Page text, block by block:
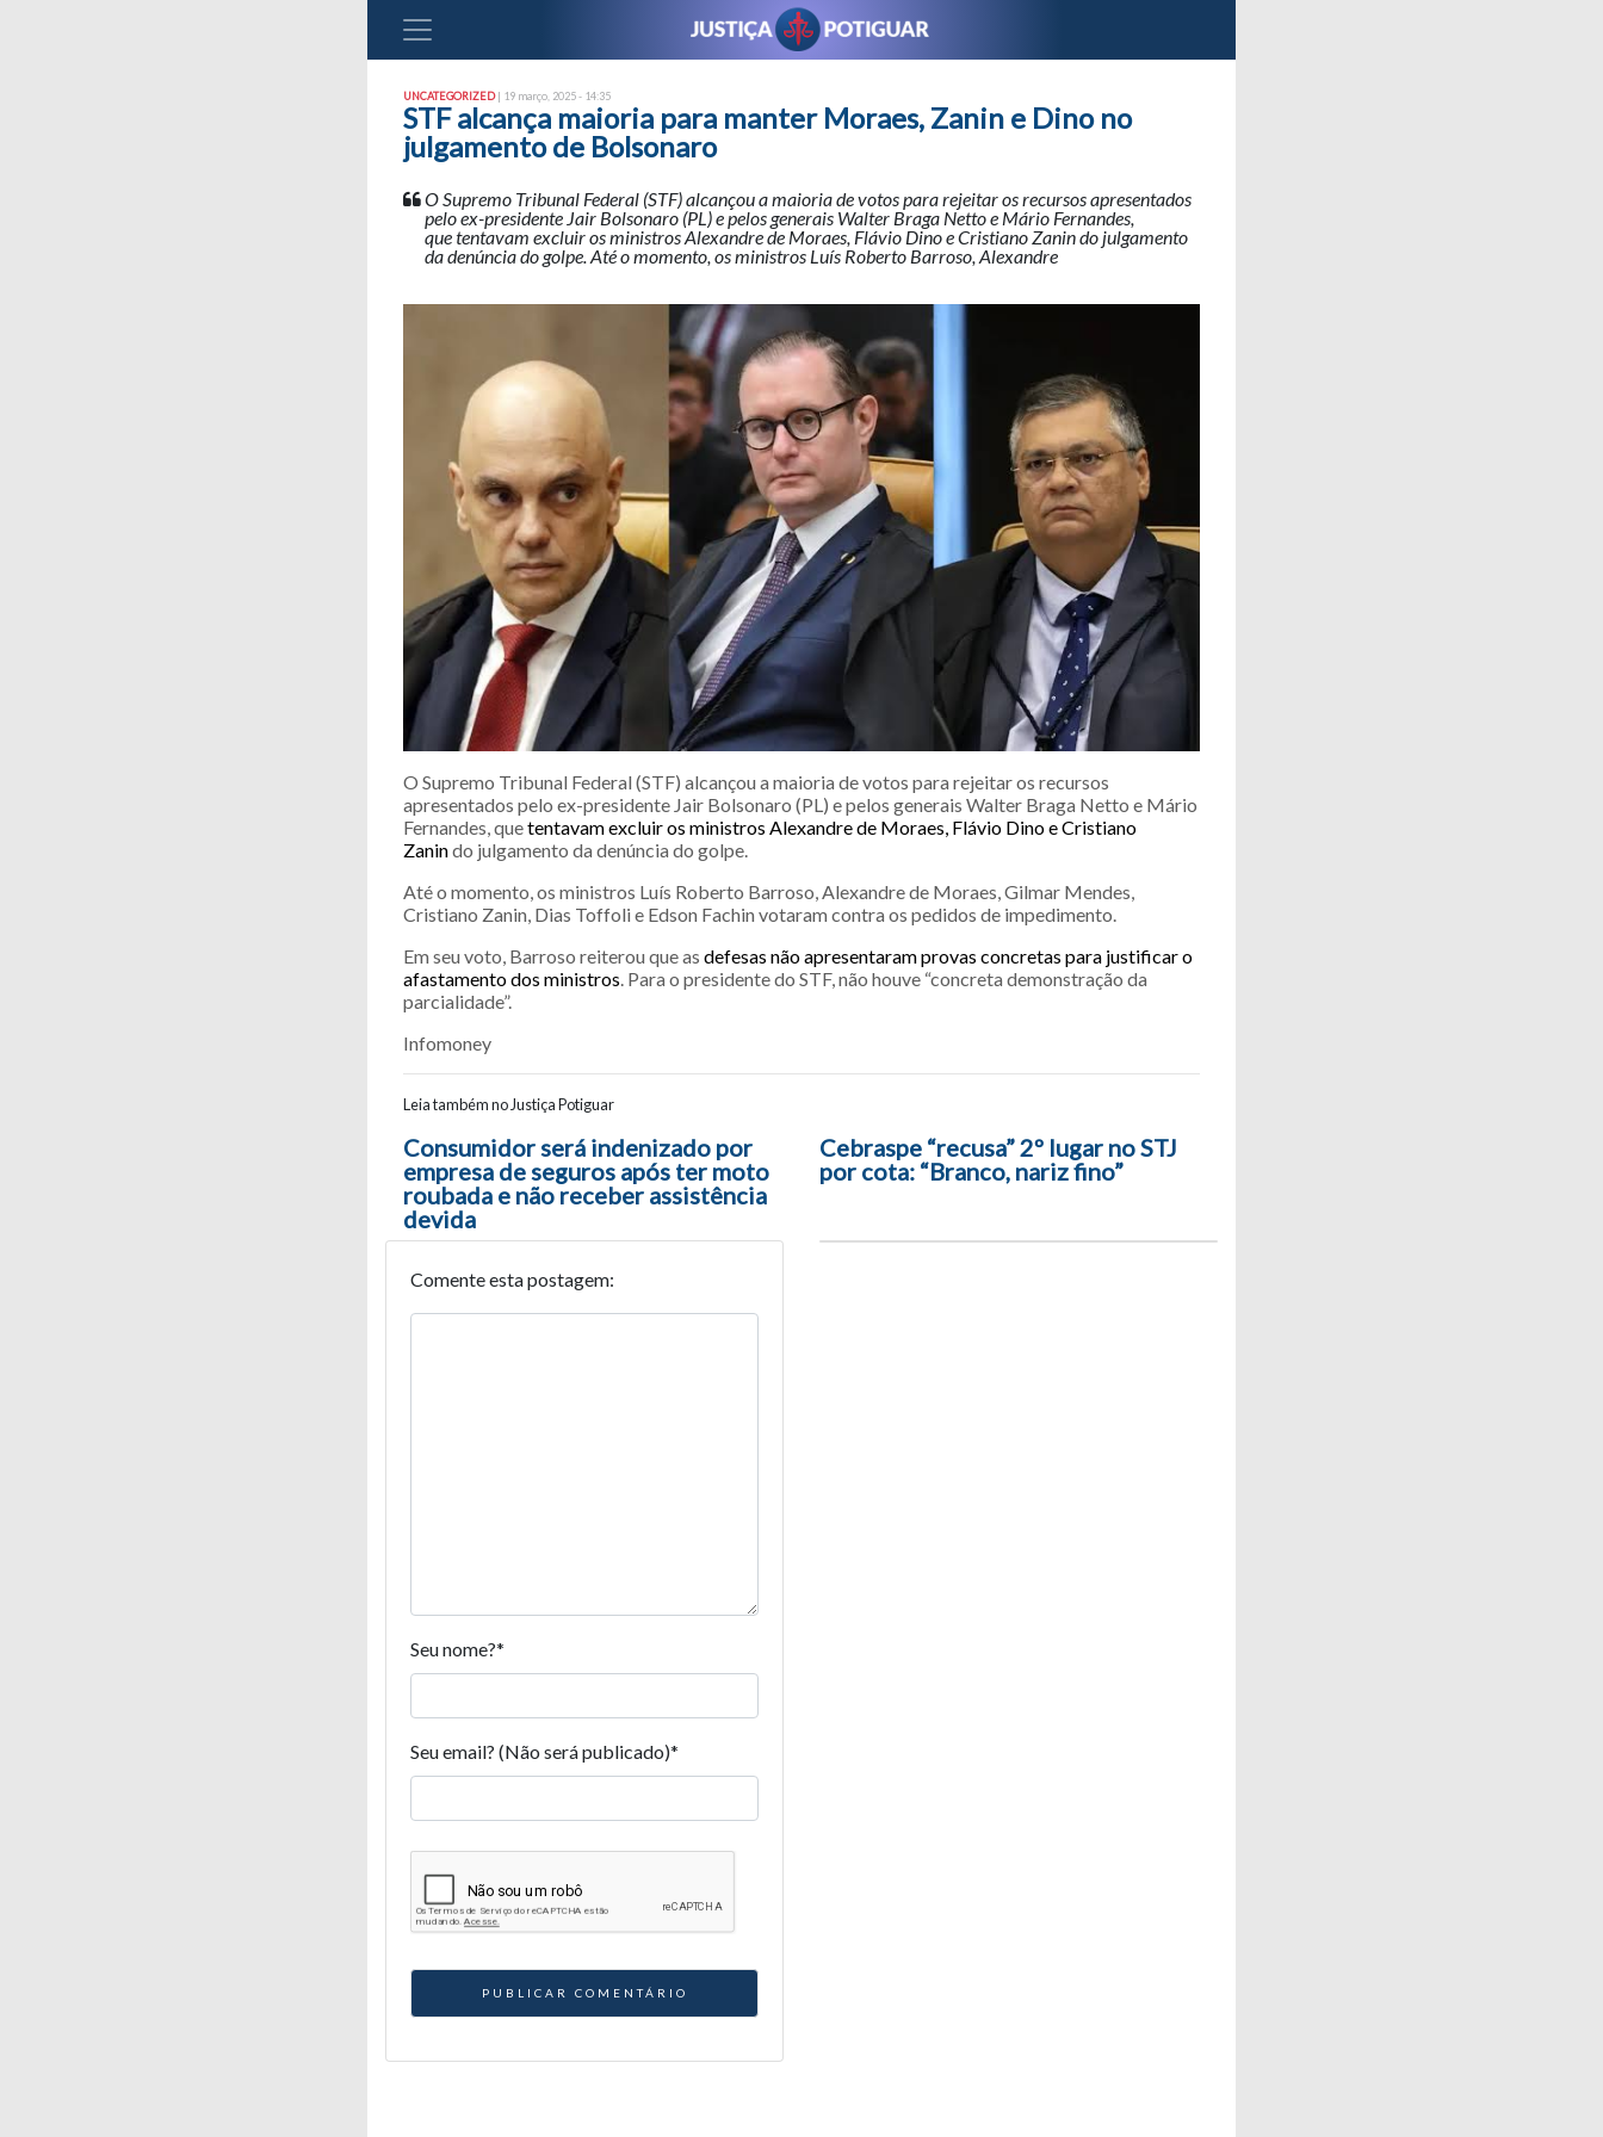
UNCATEGORIZED| 19 março, 2025 - 14:35
STF alcança maioria para manter Moraes, Zanin e Dino no
julgamento de Bolsonaro
O Supremo Tribunal Federal (STF) alcançou a maioria de votos para rejeitar os recursos apresentados
pelo ex-presidente Jair Bolsonaro (PL) e pelos generais Walter Braga Netto e Mário Fernandes,
que tentavam excluir os ministros Alexandre de Moraes, Flávio Dino e Cristiano Zanin do julgamento
da denúncia do golpe. Até o momento, os ministros Luís Roberto Barroso, Alexandre
O Supremo Tribunal Federal (STF) alcançou a maioria de votos para rejeitar os recursos
apresentados pelo ex-presidente Jair Bolsonaro (PL) e pelos generais Walter Braga Netto e Mário
Fernandes, quetentavam excluir os ministros Alexandre de Moraes, Flávio Dino e Cristiano
Zanindo julgamento da denúncia do golpe.
Até o momento, os ministros Luís Roberto Barroso, Alexandre de Moraes, Gilmar Mendes,
Cristiano Zanin, Dias Toffoli e Edson Fachin votaram contra os pedidos de impedimento.
Em seu voto, Barroso reiterou que as defesas não apresentaram provas concretas para justificar o
afastamento dos ministros. Para o presidente do STF, não houve “concreta demonstração da
parcialidade”.
Infomoney
Leia também no Justiça Potiguar
Navegação entre posts
Consumidor será indenizado por
empresa de seguros após ter moto
roubada e não receber assistência
devida
Cebraspe “recusa” 2º lugar no STJ
por cota: “Branco, nariz fino”
Comente esta postagem:
Seu nome?*
Seu email? (Não será publicado)*